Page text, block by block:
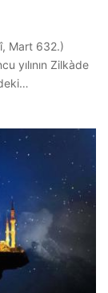
Mart 632.)
yılının Zilkàde